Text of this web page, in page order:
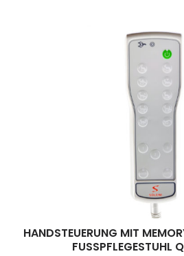
HANDSTEUERUNG MIT
FUSSPFLEGESTUHL